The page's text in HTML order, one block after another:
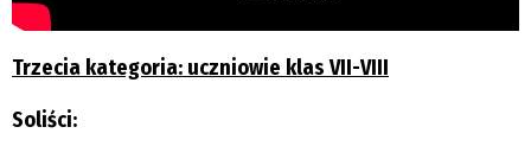
Trzecia kategoria: uczniowie klas VII-VIII
Soliści: